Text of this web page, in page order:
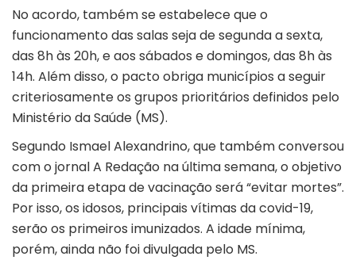
No acordo, também se estabelece que o
funcionamento das salas seja de segunda a sexta,
das 8h às 20h, e aos sábados e domingos, das 8h às
14h. Além disso, o pacto obriga municípios a seguir
criteriosamente os grupos prioritários definidos pelo
Ministério da Saúde (MS).
Segundo Ismael Alexandrino, que também conversou
com o jornal A Redação na última semana, o objetivo
da primeira etapa de vacinação será “evitar mortes”.
Por isso, os idosos, principais vítimas da covid-19,
serão os primeiros imunizados. A idade mínima,
porém, ainda não foi divulgada pelo MS.